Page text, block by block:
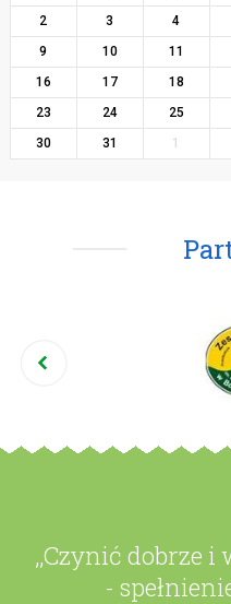
2
3 4
9
10 11
16
17 18
23
24 25
30
31 1
,,Czynić dobrze i
-